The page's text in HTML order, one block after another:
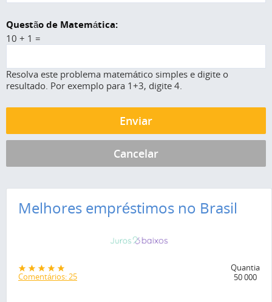
Questão de Matemática:
10 + 1 =
Resolva este problema matemático simples e digite o
resultado. Por exemplo para 1+3, digite 4.
Melhores empréstimos no Brasil
Comentários: 25
Quantia
50 000